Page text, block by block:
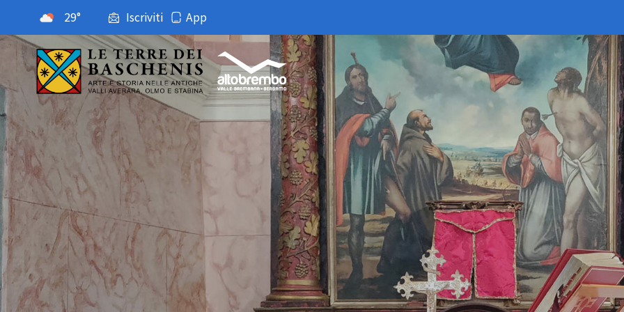
29° Iscriviti App